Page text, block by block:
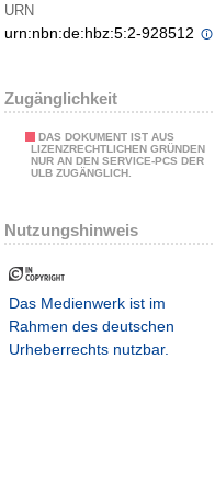
URN
urn:nbn:de:hbz:5:2-928512
Zugänglichkeit
DAS DOKUMENT IST AUS
LIZENZRECHTLICHEN GRÜNDEN
NUR AN DEN SERVICE-PCS DER
ULB ZUGÄNGLICH.
Nutzungshinweis
Das Medienwerk ist im
Rahmen des deutschen
Urheberrechts nutzbar.